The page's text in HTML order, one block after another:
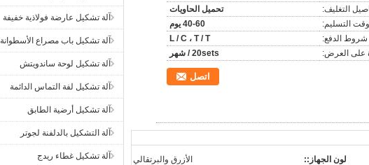
آلة تشكيل عارضة فولاذية خفيفة
آلة تشكيل باب مصراع الأسطوانة
آلة تشكيل لوحة ساندويتش
آلة تشكيل لفة التماس الدائمة
آلة تشكيل أرضية الطابق
آلة التشكيل بالدلفنة لجوتر
آلة تشكيل غطاء ريدج
التغليف:
تحميل الحاويات
وقت التسليم:
40-60 يوم
شروط الدفع:
L / C ، T / T
على العرض:
20sets / شهر
اتصل
لون الجهاز:: الأزرق والبرتقالي